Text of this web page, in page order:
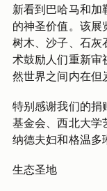
新看到巴哈马和加
的神圣价值。该
树木、沙子、石灰
术鼓励人们重新审
然世界之间内在但
特别感谢我们的捐
基金会、西北大学
纳德夫妇和格温多
生态圣地